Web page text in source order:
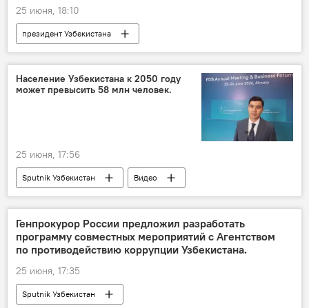
25 июня, 18:10
президент Узбекистана
видеоселекторное совещание
стройматериалы
Шавкат Мирзиёев
Экспорт
Население Узбекистана к 2050 году
может превысить 58 млн человек.
25 июня, 17:56
Sputnik Узбекистан Видео
Генпрокурор России предложил разработать
программу совместных мероприятий с Агентством
по противодействию коррупции Узбекистана.
25 июня, 17:35
Sputnik Узбекистан